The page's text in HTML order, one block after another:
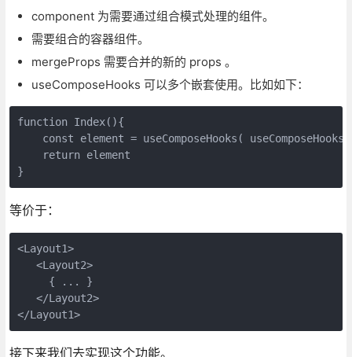
component 为需要通过组合模式处理的组件。
需要组合的容器组件。
mergeProps 需要合并的新的 props 。
useComposeHooks 可以多个嵌套使用。比如如下：
function Index(){
const element = useComposeHooks(
    return element
等价于：
<Layout1>
   <Layout2>
     { ... }
   </Layout2>
</Layout1>
接下来我们去实现这个功能。